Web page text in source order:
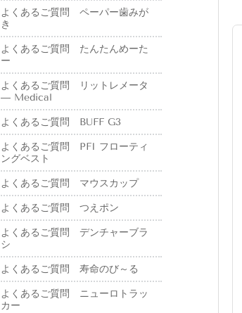
よくあるご質問 ペーパー歯みが
き
よくあるご質問 たんたんめーた
ー
よくあるご質問 リットレメータ
― Medical
よくあるご質問 BUFF G3
よくあるご質問 PFI フローティ
ングベスト
よくあるご質問 マウスカップ
よくあるご質問 つえポン
よくあるご質問 デンチャーブラ
シ
よくあるご質問 寿命のび～る
よくあるご質問 ニューロトラッ
カー